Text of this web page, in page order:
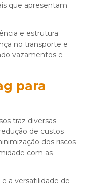
que apresentam
e estrutura
no transporte e
vazamentos e
para
traz diversas
de custos
dos riscos
com as
a versatilidade de